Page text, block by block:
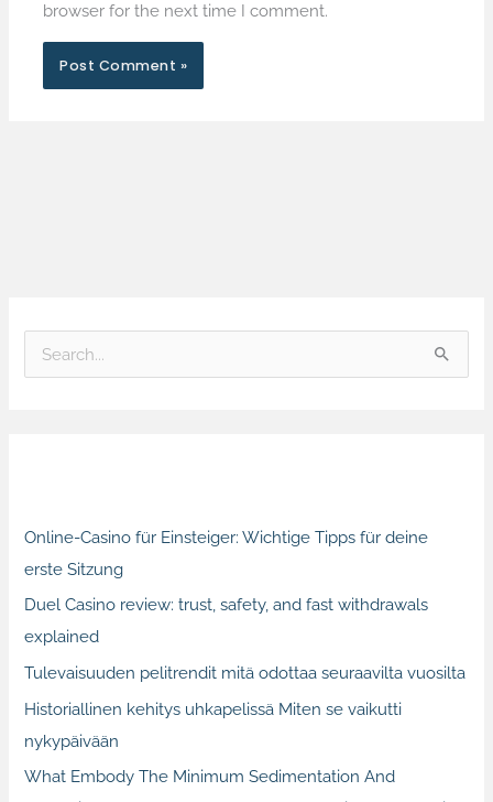
browser for the next time I comment.
r
:
Online-Casino für Einsteiger: Wichtige Tipps für deine
erste Sitzung
Duel Casino review: trust, safety, and fast withdrawals
explained
Tulevaisuuden pelitrendit mitä odottaa seuraavilta vuosilta
Historiallinen kehitys uhkapelissä Miten se vaikutti
nykypäivään
What Embody The Minimum Sedimentation And